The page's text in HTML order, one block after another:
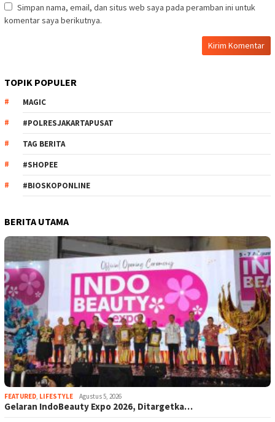
Simpan nama, email, dan situs web saya pada peramban ini untuk
komentar saya berikutnya.
TOPIK POPULER
MAGIC
#POLRESJAKARTAPUSAT
TAG BERITA
#SHOPEE
#BIOSKOPONLINE
BERITA UTAMA
FEATURED, LIFESTYLE Agustus 5, 2026
Gelaran IndoBeauty Expo 2026, Ditargetka…